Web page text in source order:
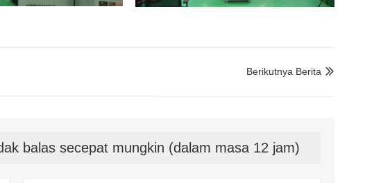

Berikutnya Berita
balas secepat mungkin (dalam masa 12 jam)